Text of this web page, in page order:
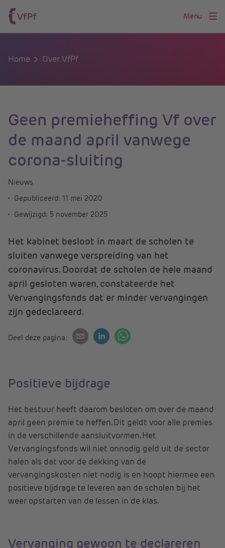
Menu
Home Over VfPf
Geen premieheffing Vf over
de maand april vanwege
corona-sluiting
Nieuws
Gepubliceerd: 11 mei 2020
Gewijzigd: 5 november 2025
Het kabinet besloot in maart de scholen te
sluiten vanwege verspreiding van het
coronavirus. Doordat de scholen de hele maand
april gesloten waren, constateerde het
Vervangingsfonds dat er minder vervangingen
zijn gedeclareerd.
Deel deze pagina:
Positieve bijdrage
Het bestuur heeft daarom besloten om over de maand
april geen premie te heffen. Dit geldt voor alle premies
in de verschillende aansluitvormen. Het
Vervangingsfonds wil niet onnodig geld uit de sector
halen als dat voor de dekking van de
vervangingskosten niet nodig is en hoopt hiermee een
positieve bijdrage te leveren aan de scholen bij het
weer opstarten van de lessen in de klas.
Vervanging gewoon te declareren